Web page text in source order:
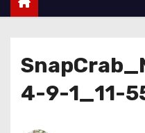
4-9-1_11-